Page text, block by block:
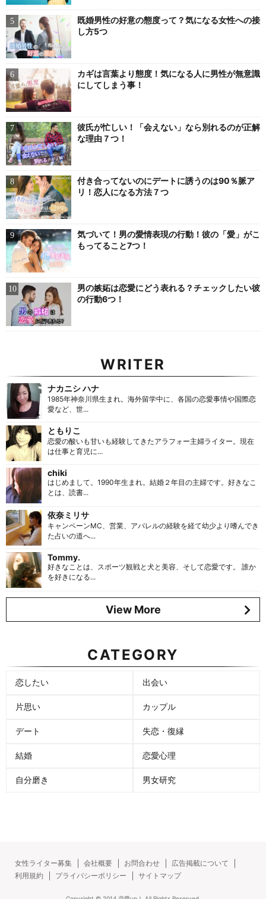
既婚男性の好意の態度って？気になる女性への接
し方5つ
カギは言葉より態度！気になる人に男性が無意識
にしてしまう事！
彼氏が忙しい！「会えない」なら別れるのが正解
な理由７つ！
付き合ってないのにデートに誘うのは90％脈ア
リ！恋人になる方法７つ
気づいて！男の愛情表現の行動！彼の「愛」がこ
もってること7つ！
男の嫉妬は恋愛にどう表れる？チェックしたい彼
の行動6つ！
WRITER
ナカニシ ハナ
1985年神奈川県生まれ。海外留学中に、各国の恋愛事情や国際恋
愛など、世...
ともりこ
恋愛の酸いも甘いも経験してきたアラフォー主婦ライター。現在
は仕事と育児に...
chiki
はじめまして。1990年生まれ。結婚２年目の主婦です。好きなこ
とは、読書...
依奈ミリサ
キャンペーンMC、営業、アパレルの経験を経て幼少より嗜んでき
た占いの道へ...
Tommy.
好きなことは、スポーツ観戦と犬と美容、そして恋愛です。 誰か
を好きになる...
View More
CATEGORY
恋したい 出会い
片思い カップル
デート 失恋・復縁
結婚 恋愛心理
自分磨き 男女研究
女性ライター募集 会社概要 お問合わせ
広告掲載について
利用規約
プライバシーポリシー サイトマップ